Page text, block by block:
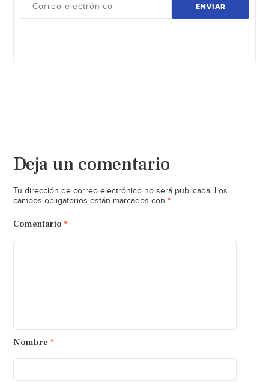
ENVIAR
Deja un comentario
Tu dirección de correo electrónico no será publicada. Los
campos obligatorios están marcados con *
Comentario *
Nombre *